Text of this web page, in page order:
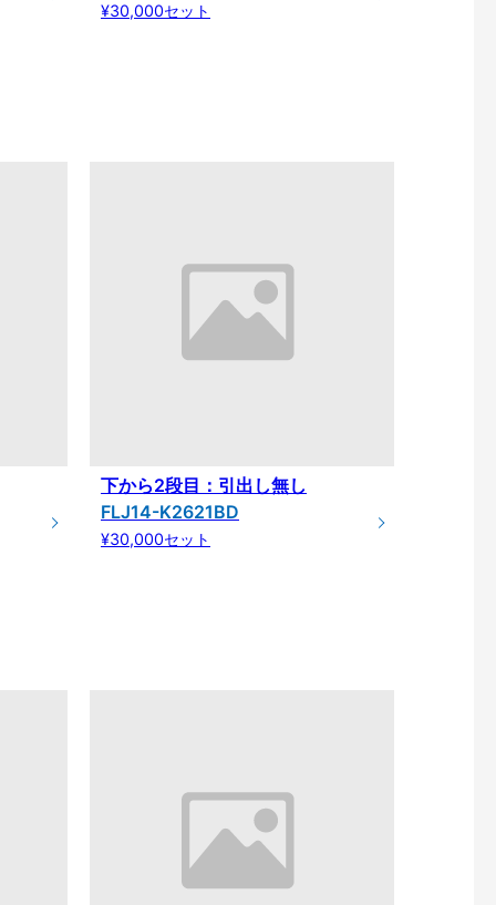
¥30,000セット
下から2段目：引出し無し
FLJ14-K2621BD
¥30,000セット